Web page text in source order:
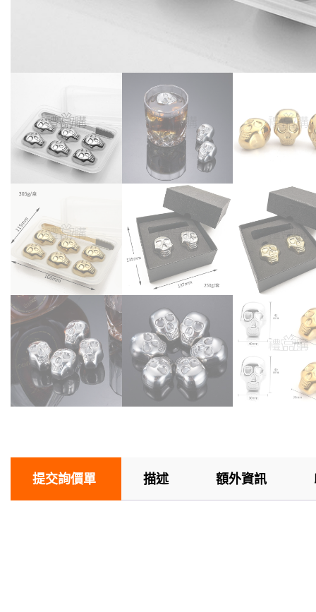
提交詢價單 描述 額外資訊